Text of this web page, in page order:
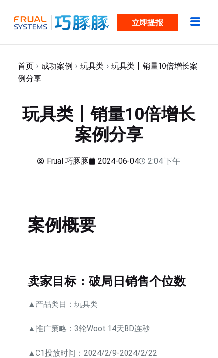
过
立即提报
首页 › 成功案例 › 玩具类 › 玩具类丨销量10倍增长案
例分享
玩具类丨销量10倍增长
案例分享
Frual 巧豚豚 2024-06-04 2:04 下午
案例概要
卖家目标：破局日销售个位数
▲产品类目：玩具类
▲推广策略：3轮Woot 14天BD连秒
▲C1投放时间：2024/2/9-2024/2/22